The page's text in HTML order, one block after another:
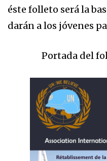
éste folleto será la
darán a los jóvenes
Portada del